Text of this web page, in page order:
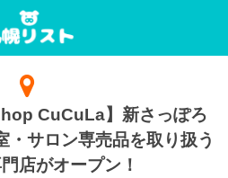
CuCuLa】新さっぽろ
・サロン専売品を取り扱う
店がオープン！